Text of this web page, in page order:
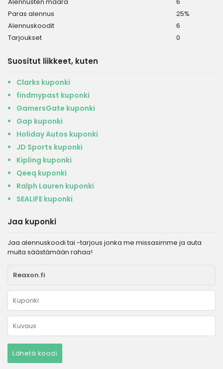
Paras alennus
25%
Alennuskoodit
6
Tarjoukset
0
Suositut liikkeet, kuten
Clarks kuponki
findmypast kuponki
GamersGate kuponki
Gap kuponki
Holiday Autos kuponki
JD Sports kuponki
Kipling kuponki
Qeeq kuponki
Ralph Lauren kuponki
SEALIFE kuponki
Jaa kuponki
Jaa alennuskoodi tai -tarjous jonka me missasimme ja auta
muita säästämään rahaa!
Lähetä koodi